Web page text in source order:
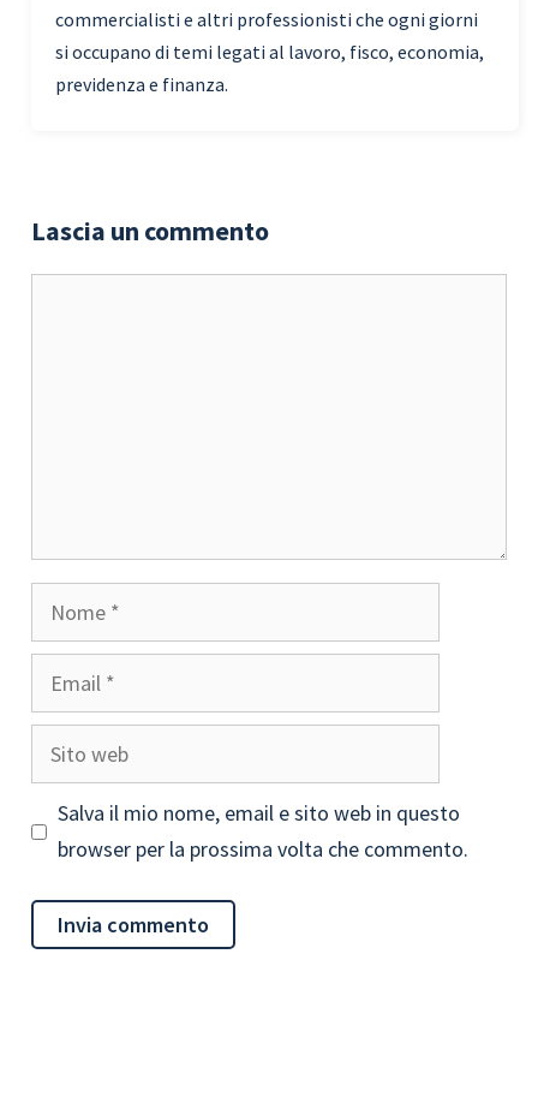
commercialisti e altri professionisti che ogni giorni
si occupano di temi legati al lavoro, fisco, economia,
previdenza e finanza.
Lascia un commento
Nome
Email
Sito
web
Salva il mio nome, email e sito web in questo
browser per la prossima volta che commento.